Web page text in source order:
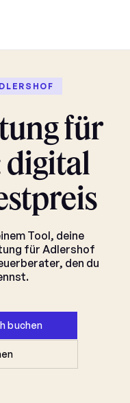
für
digital
Tool, deine
für Adlershof
den du
buchen